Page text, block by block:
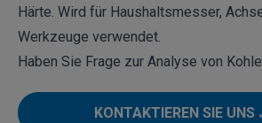
Härte. Wird für Haushaltsmesser,
Werkzeuge verwendet.
Haben Sie Frage zur Analyse von
KONTAKTIEREN SIE